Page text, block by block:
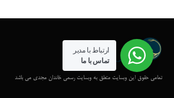
تمامی حقوق این وبسایت متعلق به وبسایت رسمی خاندان مجدی می باشد
ارتباط با مدیر
تماس با ما